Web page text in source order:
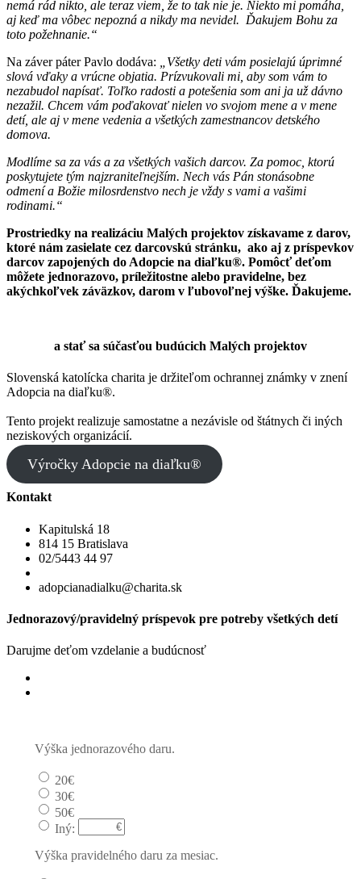
nemá rád nikto, ale teraz viem, že to tak nie je. Niekto mi pomáha,
aj keď ma vôbec nepozná a nikdy ma nevidel. Ďakujem Bohu za
toto požehnanie.“
Na záver páter Pavlo dodáva:
„Všetky deti vám posielajú úprimné
slová vďaky a vrúcne objatia. Prízvukovali mi, aby som vám to
nezabudol napísať. Toľko radosti a potešenia som ani ja už dávno
nezažil. Chcem vám poďakovať nielen vo svojom mene a v mene
detí, ale aj v mene vedenia a všetkých zamestnancov detského
domova.
Modlíme sa za vás a za všetkých vašich darcov. Za pomoc, ktorú
poskytujete tým najzraniteľnejším. Nech vás Pán stonásobne
odmení a Božie milosrdenstvo nech je vždy s vami a vašimi
rodinami.“
Prostriedky na realizáciu Malých projektov získavame z darov,
ktoré nám zasielate cez darcovskú stránku, ako aj z príspevkov
darcov zapojených do Adopcie na diaľku®. Pomôcť deťom
môžete jednorazovo, príležitostne alebo pravidelne, bez
akýchkoľvek záväzkov, darom v ľubovoľnej výške. Ďakujeme.
a stať sa súčasťou budúcich Malých projektov
Slovenská katolícka charita je držiteľom ochrannej známky v znení
Adopcia na diaľku®.
Tento projekt realizuje samostatne a nezávisle od štátnych či iných
neziskových organizácií.
Výročky Adopcie na diaľku®
Kontakt
Kapitulská 18
814 15 Bratislava
02/5443 44 97
adopcianadialku@charita.sk
Jednorazový/pravidelný príspevok pre potreby všetkých detí
Darujme deťom vzdelanie a budúcnosť
Výška jednorazového daru.
20€
30€
50€
Iný:
Výška pravidelného daru za mesiac.